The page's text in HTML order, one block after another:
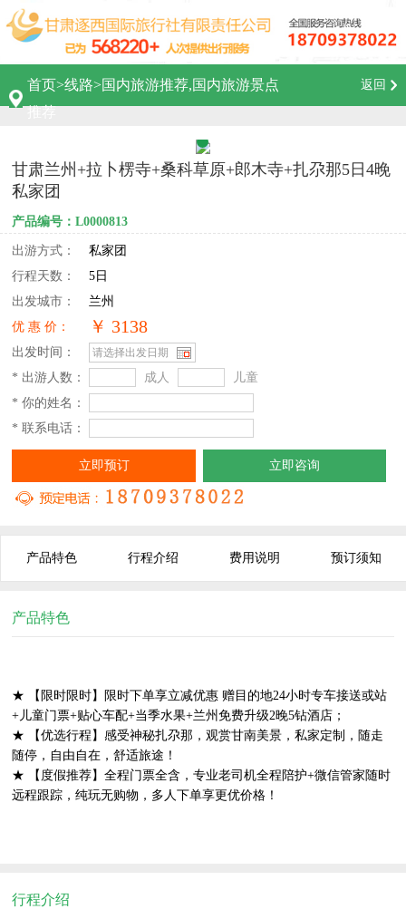
首页>线路>国内旅游推荐,国内旅游景点
返回
甘肃兰州+拉卜楞寺+桑科草原+郎木寺+扎尕那5日4晚
私家团
产品编号：L0000813
出游方式：
私家团
行程天数：
5日
出发城市：
兰州
优 惠 价：
￥ 3138
出发时间：
* 出游人数：
成人
儿童
* 你的姓名：
* 联系电话：
立即预订 立即咨询
产品特色 行程介绍 费用说明 预订须知
产品特色
★ 【限时限时】限时下单享立减优惠 赠目的地24小时专车接送或站
+儿童门票+贴心车配+当季水果+兰州免费升级2晚5钻酒店；
★ 【优选行程】感受神秘扎尕那，观赏甘南美景，私家定制，随走
随停，自由自在，舒适旅途！
★ 【度假推荐】全程门票全含，专业老司机全程陪护+微信管家随时
远程跟踪，纯玩无购物，多人下单享更优价格！
行程介绍